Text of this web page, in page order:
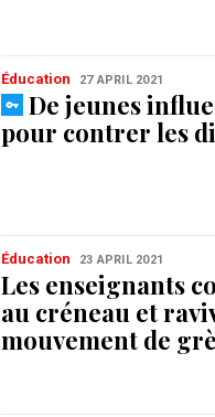
Éducation 27 APRIL 2021
De jeunes
pour contrer les
Éducation 23 APRIL 2021
Les enseignants
au créneau et
mouvement de